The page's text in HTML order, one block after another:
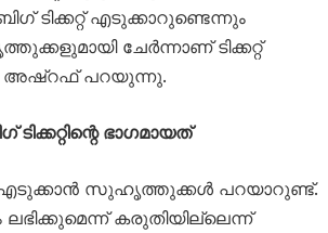
ടിക്കറ്റ് എടുക്കാറുണ്ടെന്നും
ചേര്‍ന്നാണ് ടിക്കറ്റ്
അഷ്‌റഫ് പറയുന്നു.
ടിക്കറ്റിന്റെ ഭാഗമായത്
എടുക്കാന്‍ സുഹൃത്തുക്കള്‍ പറയാറുണ്ട്.
കരുതിയില്ലെന്ന്